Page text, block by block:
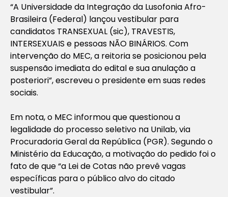
“A Universidade da Integração da Lusofonia Afro-
Brasileira (Federal) lançou vestibular para
candidatos TRANSEXUAL (sic), TRAVESTIS,
INTERSEXUAIS e pessoas NÃO BINÁRIOS. Com
intervenção do MEC, a reitoria se posicionou pela
suspensão imediata do edital e sua anulação a
posteriori”, escreveu o presidente em suas redes
sociais.
Em nota, o MEC informou que questionou a
legalidade do processo seletivo na Unilab, via
Procuradoria Geral da República (PGR). Segundo o
Ministério da Educação, a motivação do pedido foi o
fato de que “a Lei de Cotas não prevê vagas
específicas para o público alvo do citado
vestibular”.